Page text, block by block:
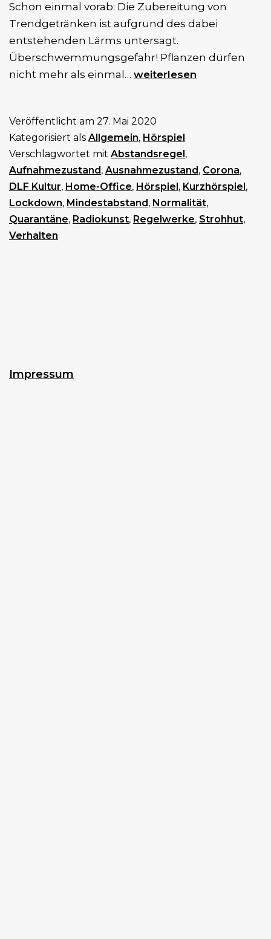
Schon einmal vorab: Die Zubereitung von
Trendgetränken ist aufgrund des dabei
entstehenden Lärms untersagt.
Überschwemmungsgefahr! Pflanzen dürfen
nicht mehr als einmal… Radiokunst
weiterlesen
Veröffentlicht am 27. Mai 2020
Kategorisiert als Allgemein, Hörspiel
Verschlagwortet mit Abstandsregel,
Aufnahmezustand, Ausnahmezustand, Corona,
DLF Kultur, Home-Office, Hörspiel, Kurzhörspiel,
Lockdown, Mindestabstand, Normalität,
Quarantäne, Radiokunst, Regelwerke, Strohhut,
Verhalten
Impressum